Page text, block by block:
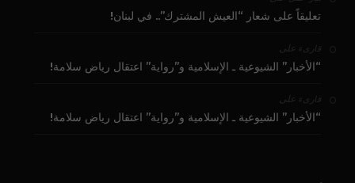
تعليقاً على شعار “العيش المشترك”.. في لبنان!
قارىء على
“الأخبار” الشيوعية ـ الإسلامية و”رواية” اعتقال رياض سلامة!
قارىء على
“الأخبار” الشيوعية ـ الإسلامية و”رواية” اعتقال رياض سلامة!